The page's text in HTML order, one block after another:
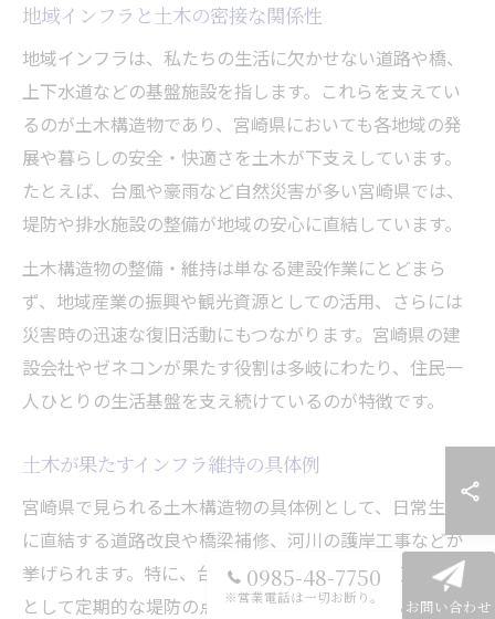
地域インフラと土木の密接な関係性
地域インフラは、私たちの生活に欠かせない道路や橋、
上下水道などの基盤施設を指します。これらを支えてい
るのが土木構造物であり、宮崎県においても各地域の発
展や暮らしの安全・快適さを土木が下支えしています。
たとえば、台風や豪雨など自然災害が多い宮崎県では、
堤防や排水施設の整備が地域の安心に直結しています。
土木構造物の整備・維持は単なる建設作業にとどまら
ず、地域産業の振興や観光資源としての活用、さらには
災害時の迅速な復旧活動にもつながります。宮崎県の建
設会社やゼネコンが果たす役割は多岐にわたり、住民一
人ひとりの生活基盤を支え続けているのが特徴です。
土木が果たすインフラ維持の具体例
宮崎県で見られる土木構造物の具体例として、日常生活
に直結する道路改良や橋梁補修、河川の護岸工事などが
挙げられます。特に、台風や大雨による河川の氾濫対策
として定期的な堤防の点検・補強が実施されています。
0985-48-7750
※営業電話は一切お断り。 お問い合わせ